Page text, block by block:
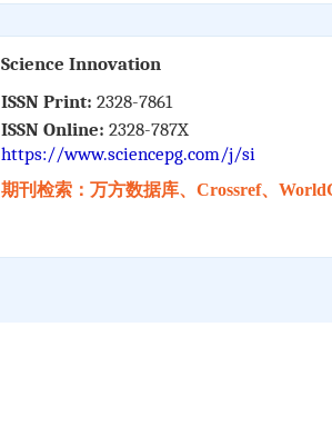
Science Innovation
ISSN Print: 2328-7861
ISSN Online: 2328-787X
https://www.sciencepg.com/j/si
期刊检索：万方数据库、Crossref、